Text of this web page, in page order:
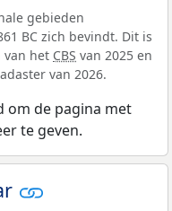
gebieden
BC zich bevindt. Dit is
van het CBS van 2025 en
van 2026.
om de pagina met
te geven.